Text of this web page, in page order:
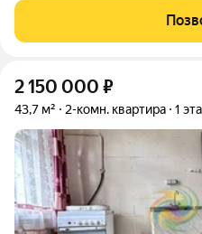
м2 Санузел Застекленная
двухконтурным газовым котлом
2 150 000 ₽
43,7 м² 2-комн. квартира 1